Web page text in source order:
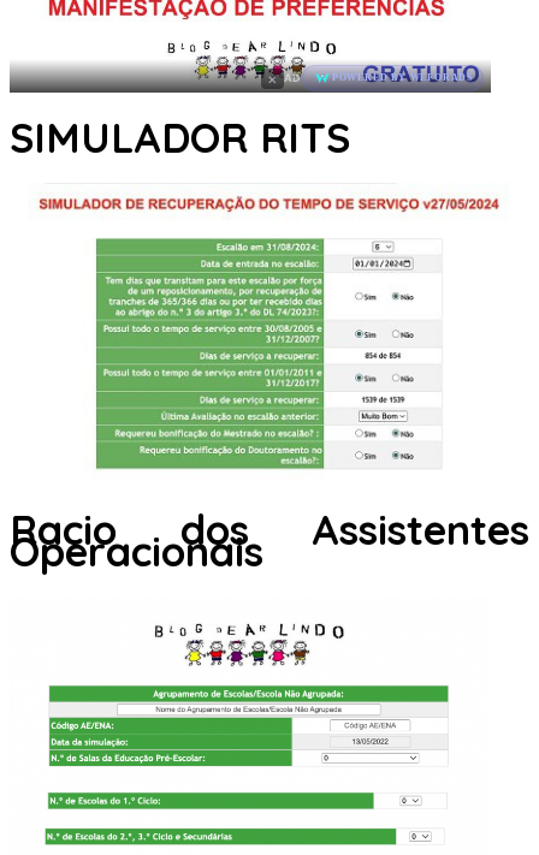
× AD POWERED BY WEFORADS
SIMULADOR RITS
Racio dos Assistentes
Operacionais